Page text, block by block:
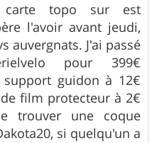
carte topo sur est
l'avoir avant jeudi,
auvergnats. J'ai passé
pour 399€
support guidon à 12€
film protecteur à 2€
trouver une coque
si quelqu'un a